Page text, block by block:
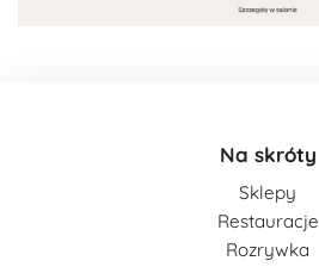
Na skróty
Sklepy
Restauracje
Rozrywka